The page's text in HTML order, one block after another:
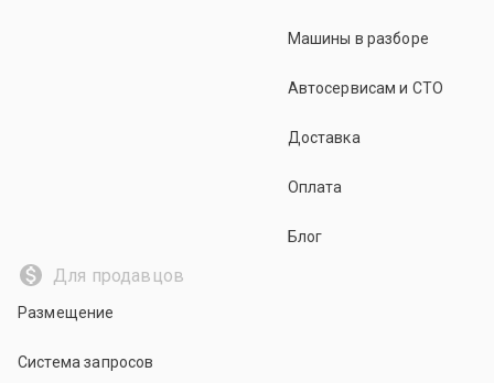
Машины в разборе
Автосервисам и СТО
Доставка
Оплата
Блог
Для продавцов
Размещение
Система запросов